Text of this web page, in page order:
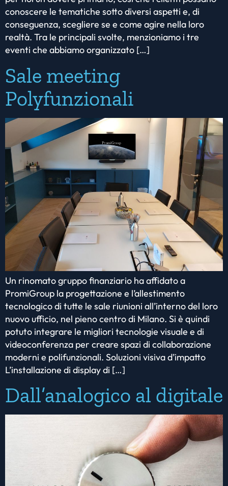
conoscere le tematiche sotto diversi aspetti e, di
conseguenza, scegliere se e come agire nella loro
realtà. Tra le principali svolte, menzioniamo i tre
eventi che abbiamo organizzato […]
Sale meeting
Polyfunzionali
Un rinomato gruppo finanziario ha affidato a
PromiGroup la progettazione e l’allestimento
tecnologico di tutte le sale riunioni all’interno del loro
nuovo ufficio, nel pieno centro di Milano. Si è quindi
potuto integrare le migliori tecnologie visuale e di
videoconferenza per creare spazi di collaborazione
moderni e polifunzionali. Soluzioni visiva d’impatto
L’installazione di display di […]
Dall’analogico al digitale